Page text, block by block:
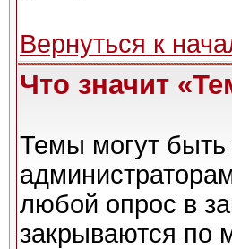
Вернуться к
Что значит
Темы могут быть
любой опрос в
закрываются по